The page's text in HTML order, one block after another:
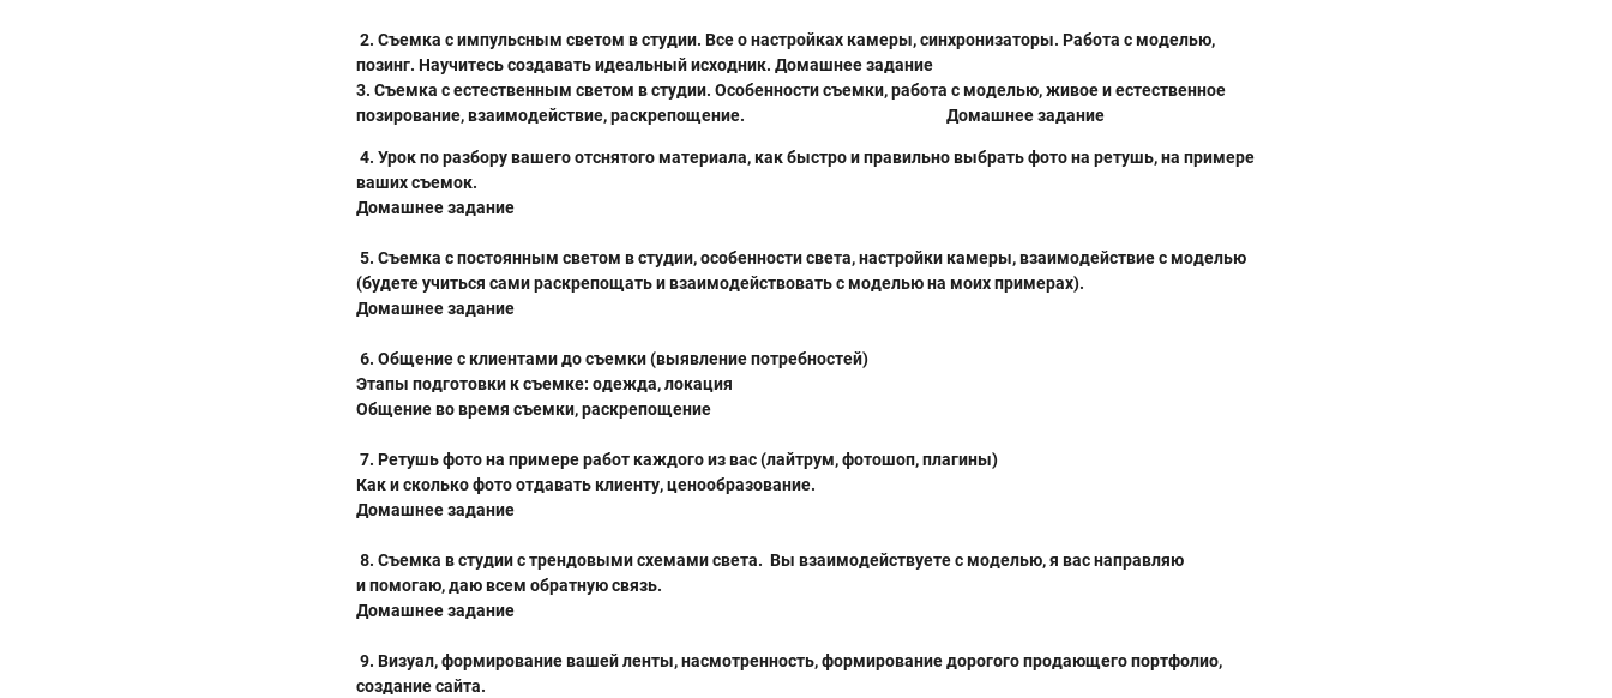
2. Съемка с импульсным светом в студии. Все о настройках камеры, синхронизаторы. Работа с моделью,
позинг. Научитесь создавать идеальный исходник. Домашнее задание
3. Съемка с естественным светом в студии. Особенности съемки, работа с моделью, живое и естественное
позирование, взаимодействие, раскрепощение. Домашнее задание
4. Урок по разбору вашего отснятого материала, как быстро и правильно выбрать фото на ретушь, на примере
ваших съемок.
Домашнее задание
5. Съемка с постоянным светом в студии, особенности света, настройки камеры, взаимодействие с моделью
(будете учиться сами раскрепощать и взаимодействовать с моделью на моих примерах).
Домашнее задание
6. Общение с клиентами до съемки (выявление потребностей)
Этапы подготовки к съемке: одежда, локация
Общение во время съемки, раскрепощение
7. Ретушь фото на примере работ каждого из вас (лайтрум, фотошоп, плагины)
Как и сколько фото отдавать клиенту, ценообразование.
Домашнее задание
8. Съемка в студии с трендовыми схемами света. Вы взаимодействуете с моделью, я вас направляю
и помогаю, даю всем обратную связь.
Домашнее задание
9. Визуал, формирование вашей ленты, насмотренность, формирование дорогого продающего портфолио,
создание сайта.